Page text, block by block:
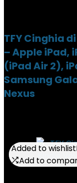
TFY Cinghia
– Apple iPad,
(iPad Air 2),
Samsung
Nexus
Added to wishlist
Add to
Added to wishlist
Add to